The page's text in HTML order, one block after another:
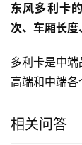
东风多利卡
次、车厢长
多利卡是中
高端和中端
相关问答